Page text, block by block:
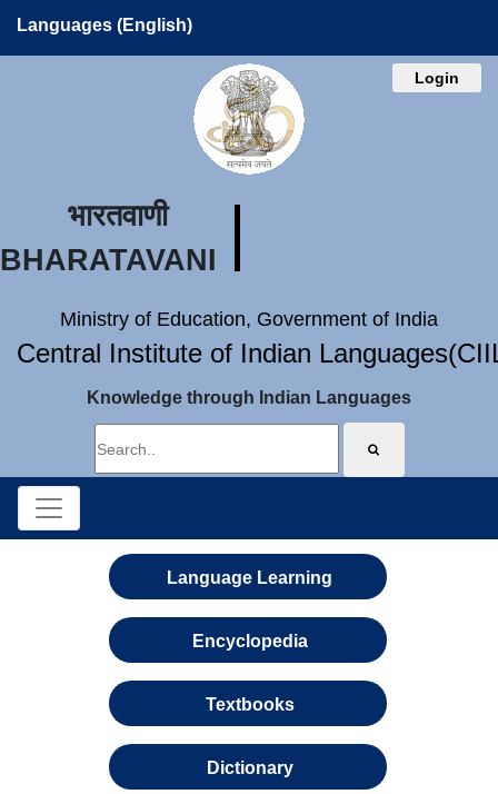
Languages (English)
Login
भारतवाणी
BHARATAVANI
Ministry of Education, Government of India
Central Institute of Indian
Knowledge through Indian Languages
Language Learning
Encyclopedia
Textbooks
Dictionary